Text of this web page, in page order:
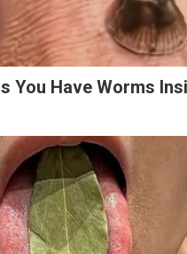
You Have Worms